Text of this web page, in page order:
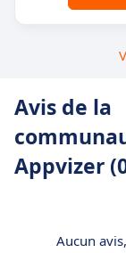
Avis de la
Appvizer
Aucun